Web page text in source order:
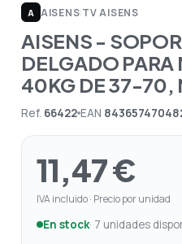
A AISENS|TV AISENS
AISENS -
DELGADO
40KG DE 37-70,
Ref. 66422 EAN
11,47 €
IVA incluido · Precio por unidad
En stock· 7 unidades